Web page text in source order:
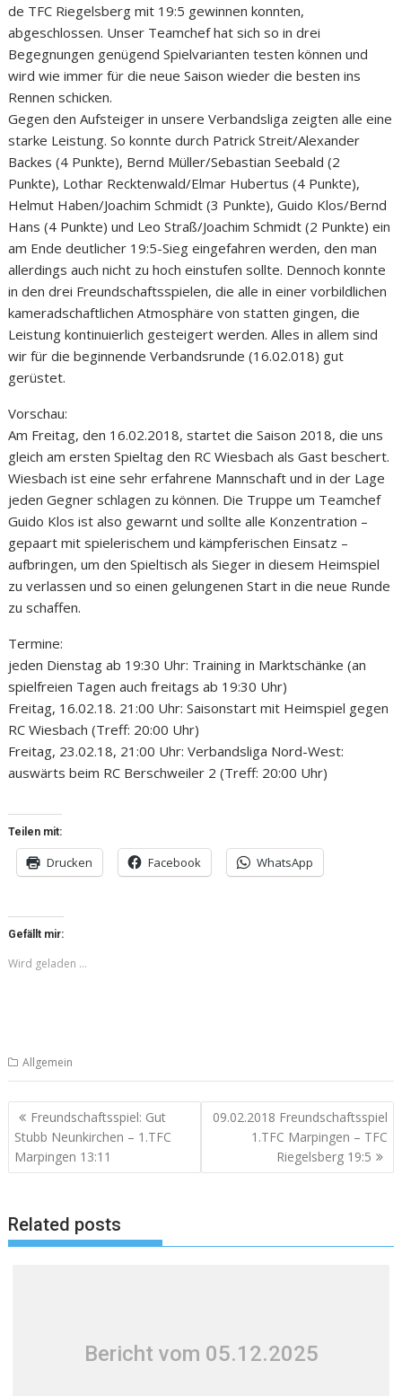
de TFC Riegelsberg mit 19:5 gewinnen konnten,
abgeschlossen. Unser Teamchef hat sich so in drei
Begegnungen genügend Spielvarianten testen können und
wird wie immer für die neue Saison wieder die besten ins
Rennen schicken.
Gegen den Aufsteiger in unsere Verbandsliga zeigten alle eine
starke Leistung. So konnte durch Patrick Streit/Alexander
Backes (4 Punkte), Bernd Müller/Sebastian Seebald (2
Punkte), Lothar Recktenwald/Elmar Hubertus (4 Punkte),
Helmut Haben/Joachim Schmidt (3 Punkte), Guido Klos/Bernd
Hans (4 Punkte) und Leo Straß/Joachim Schmidt (2 Punkte) ein
am Ende deutlicher 19:5-Sieg eingefahren werden, den man
allerdings auch nicht zu hoch einstufen sollte. Dennoch konnte
in den drei Freundschaftsspielen, die alle in einer vorbildlichen
kameradschaftlichen Atmosphäre von statten gingen, die
Leistung kontinuierlich gesteigert werden. Alles in allem sind
wir für die beginnende Verbandsrunde (16.02.018) gut
gerüstet.
Vorschau:
Am Freitag, den 16.02.2018, startet die Saison 2018, die uns
gleich am ersten Spieltag den RC Wiesbach als Gast beschert.
Wiesbach ist eine sehr erfahrene Mannschaft und in der Lage
jeden Gegner schlagen zu können. Die Truppe um Teamchef
Guido Klos ist also gewarnt und sollte alle Konzentration –
gepaart mit spielerischem und kämpferischen Einsatz –
aufbringen, um den Spieltisch als Sieger in diesem Heimspiel
zu verlassen und so einen gelungenen Start in die neue Runde
zu schaffen.
Termine:
jeden Dienstag ab 19:30 Uhr: Training in Marktschänke (an
spielfreien Tagen auch freitags ab 19:30 Uhr)
Freitag, 16.02.18. 21:00 Uhr: Saisonstart mit Heimspiel gegen
RC Wiesbach (Treff: 20:00 Uhr)
Freitag, 23.02.18, 21:00 Uhr: Verbandsliga Nord-West:
auswärts beim RC Berschweiler 2 (Treff: 20:00 Uhr)
Teilen mit:
Drucken Facebook WhatsApp
Gefällt mir:
Wird geladen …
Allgemein
Beitragsnavigation
Freundschaftsspiel: Gut
Stubb Neunkirchen – 1.TFC
Marpingen 13:11
09.02.2018 Freundschaftsspiel
1.TFC Marpingen – TFC
Riegelsberg 19:5
Related posts
Bericht vom 05.12.2025